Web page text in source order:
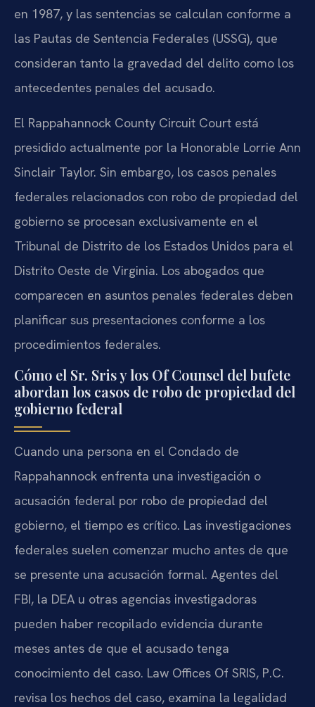
en 1987, y las sentencias se calculan conforme a
las Pautas de Sentencia Federales (USSG), que
consideran tanto la gravedad del delito como los
antecedentes penales del acusado.
El Rappahannock County Circuit Court está
presidido actualmente por la Honorable Lorrie Ann
Sinclair Taylor. Sin embargo, los casos penales
federales relacionados con robo de propiedad del
gobierno se procesan exclusivamente en el
Tribunal de Distrito de los Estados Unidos para el
Distrito Oeste de Virginia. Los abogados que
comparecen en asuntos penales federales deben
planificar sus presentaciones conforme a los
procedimientos federales.
Cómo el Sr. Sris y los Of Counsel del bufete
abordan los casos de robo de propiedad del
gobierno federal
Cuando una persona en el Condado de
Rappahannock enfrenta una investigación o
acusación federal por robo de propiedad del
gobierno, el tiempo es crítico. Las investigaciones
federales suelen comenzar mucho antes de que
se presente una acusación formal. Agentes del
FBI, la DEA u otras agencias investigadoras
pueden haber recopilado evidencia durante
meses antes de que el acusado tenga
conocimiento del caso. Law Offices Of SRIS, P.C.
revisa los hechos del caso, examina la legalidad